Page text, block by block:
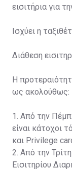
εισιτήρια για
Ισχύει η
Διάθεση
Η
ως ακολούθως:
1. Από την
είναι κάτοχοι
και Privilege
2. Από την
Εισιτηρίου